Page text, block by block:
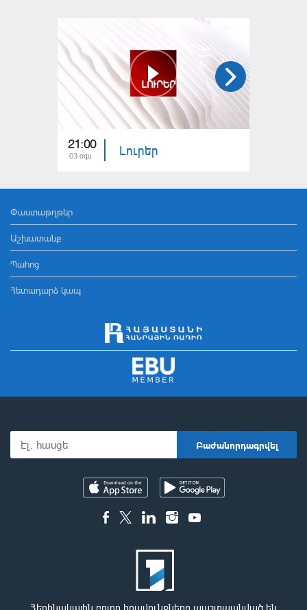
21:00
03 օգս Լուրեր
Փաստաթղթեր
Աշխատանք
Պահոց
Հետադարձ կապ
Հեղինակային բոլոր իրավունքները պաշտպանված են